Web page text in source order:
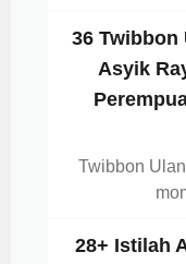
36 Twibbon
Asyik
Twibbon
28+ Istilah